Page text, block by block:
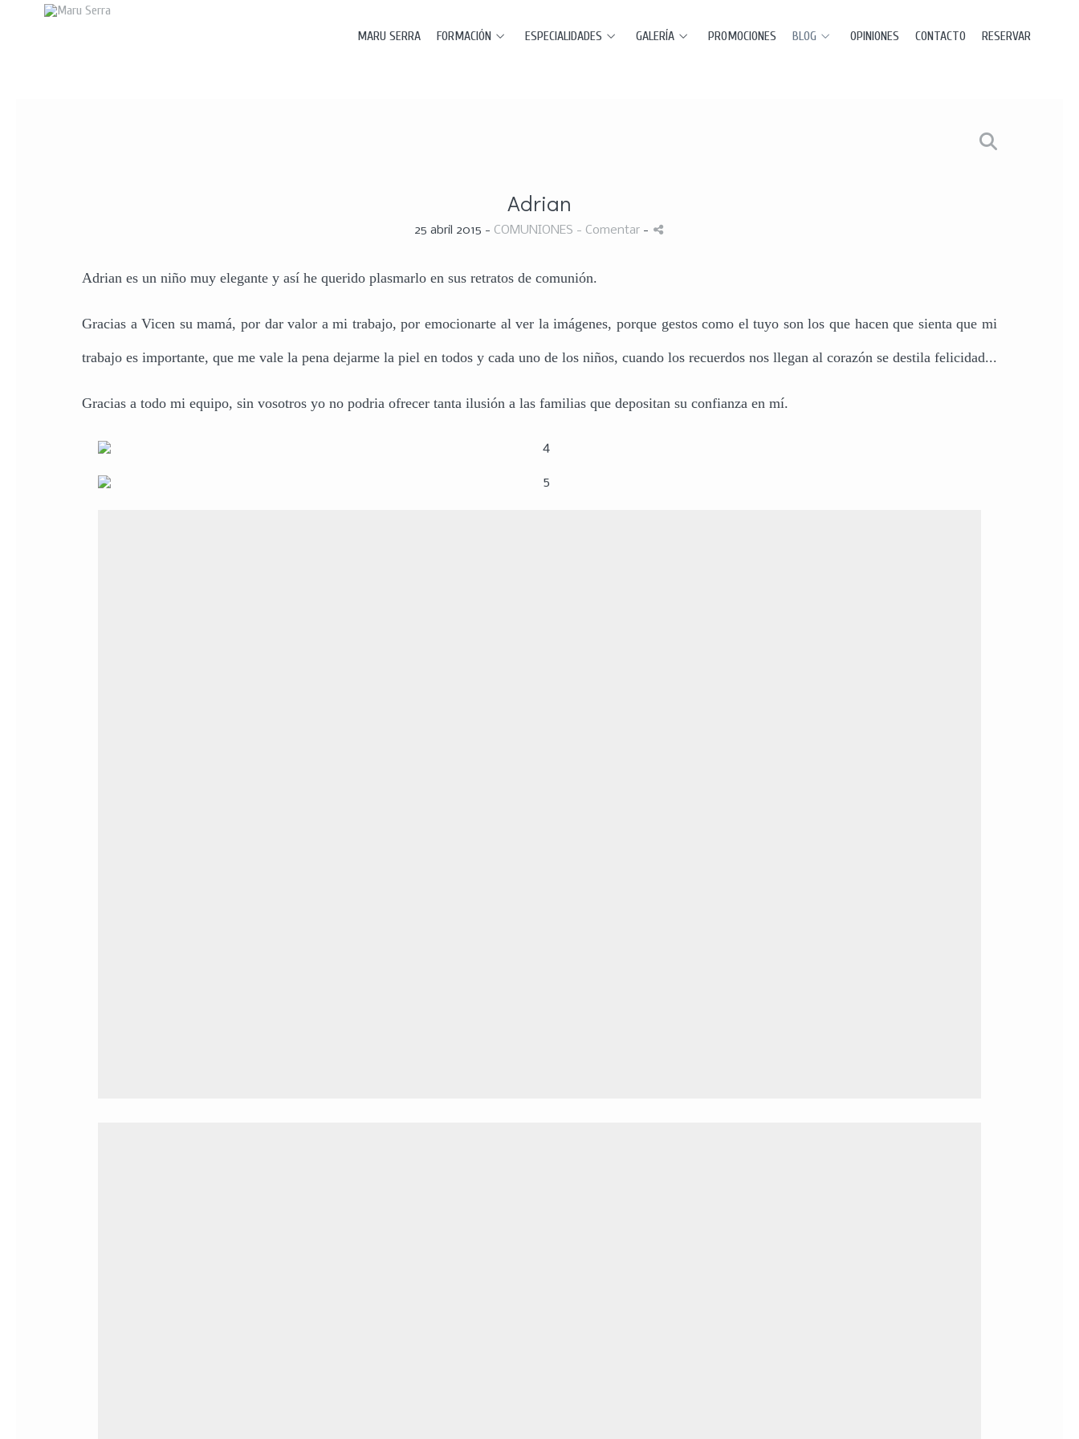
MARU SERRA FORMACIÓN ESPECIALIDADES GALERÍA PROMOCIONES BLOG OPINIONES CONTACTO RESERVAR
Adrian
25 abril 2015 - COMUNIONES - Comentar -
Adrian es un niño muy elegante y así he querido plasmarlo en sus retratos de comunión.
Gracias a Vicen su mamá, por dar valor a mi trabajo, por emocionarte al ver la imágenes, porque gestos como el tuyo son los que hacen que sienta que mi
trabajo es importante, que me vale la pena dejarme la piel en todos y cada uno de los niños, cuando los recuerdos nos llegan al corazón se destila felicidad...
Gracias a todo mi equipo, sin vosotros yo no podria ofrecer tanta ilusión a las familias que depositan su confianza en mí.